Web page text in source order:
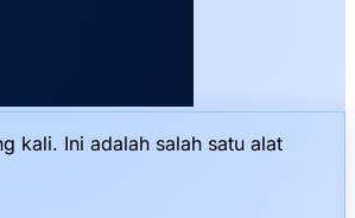
kali. Ini adalah salah satu alat